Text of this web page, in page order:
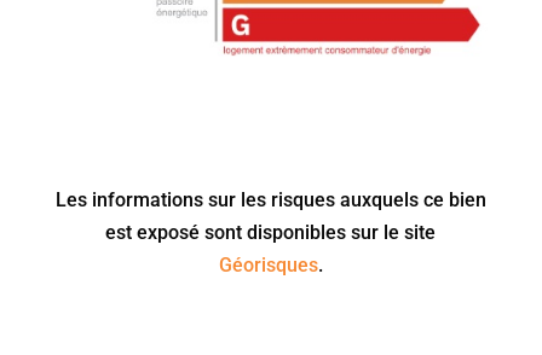
Les informations sur les risques auxquels ce bien
est exposé sont disponibles sur le site
Géorisques.